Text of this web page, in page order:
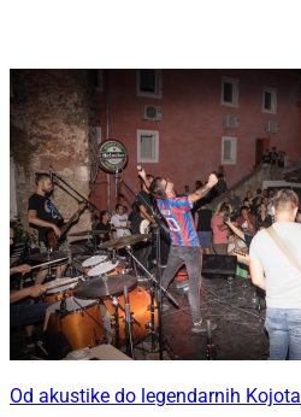
Od akustike do legendarnih Kojota